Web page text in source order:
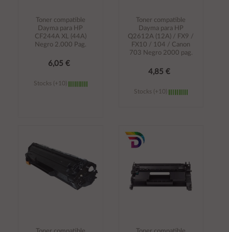
Toner compatible
Dayma para HP
CF244A XL (44A)
Negro 2.000 Pag.
6,05 €
Stocks (+10)
Toner compatible
Dayma para HP
Q2612A (12A) / FX9 /
FX10 / 104 / Canon
703 Negro 2000 pag.
4,85 €
Stocks (+10)